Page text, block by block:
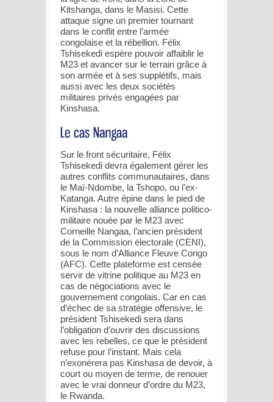
Kitshanga, dans le Masisi. Cette
attaque signe un premier tournant
dans le conflit entre l’armée
congolaise et la rébellion. Félix
Tshisekedi espère pouvoir affaiblir le
M23 et avancer sur le terrain grâce à
son armée et à ses supplétifs, mais
aussi avec les deux sociétés
militaires privés engagées par
Kinshasa.
Sur le front sécuritaire, Félix
Tshisekedi devra également gérer les
autres conflits communautaires, dans
le Maï-Ndombe, la Tshopo, ou l’ex-
Katanga. Autre épine dans le pied de
Kinshasa : la nouvelle alliance politico-
militaire nouée par le M23 avec
Corneille Nangaa, l’ancien président
de la Commission électorale (CENI),
sous le nom d’Alliance Fleuve Congo
(AFC). Cette plateforme est censée
servir de vitrine politique au M23 en
cas de négociations avec le
gouvernement congolais. Car en cas
d’échec de sa stratégie offensive, le
président Tshisekedi sera dans
l’obligation d’ouvrir des discussions
avec les rebelles, ce que le président
refuse pour l’instant. Mais cela
n’exonérera pas Kinshasa de devoir, à
court ou moyen de terme, de renouer
avec le vrai donneur d’ordre du M23,
le Rwanda.